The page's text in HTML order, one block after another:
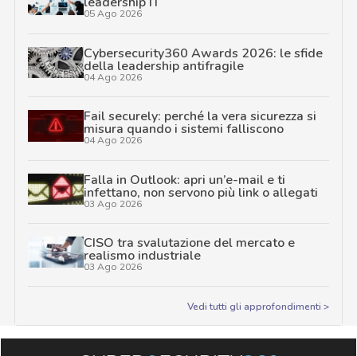
05 Ago 2026
Cybersecurity360 Awards 2026: le sfide
della leadership antifragile
04 Ago 2026
Fail securely: perché la vera sicurezza si
misura quando i sistemi falliscono
04 Ago 2026
Falla in Outlook: apri un’e-mail e ti
infettano, non servono più link o allegati
03 Ago 2026
CISO tra svalutazione del mercato e
realismo industriale
03 Ago 2026
Vedi tutti gli approfondimenti >